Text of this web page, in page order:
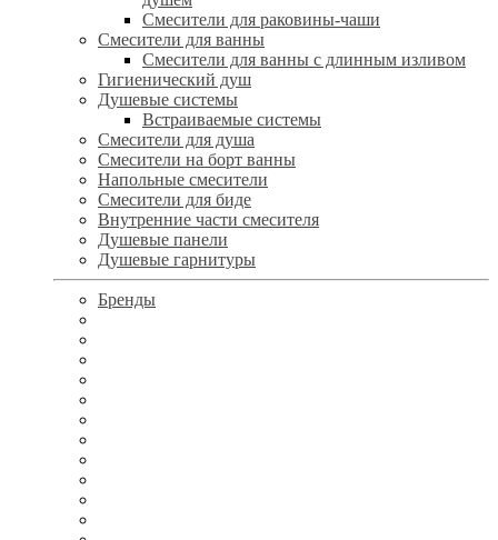
Смесители для раковины-чаши
Смесители для ванны
Смесители для ванны с длинным изливом
Гигиенический душ
Душевые системы
Встраиваемые системы
Смесители для душа
Смесители на борт ванны
Напольные смесители
Смесители для биде
Внутренние части смесителя
Душевые панели
Душевые гарнитуры
Бренды